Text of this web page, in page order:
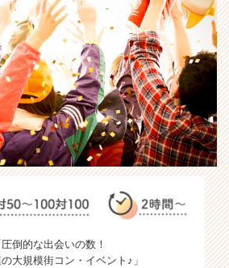
圧倒的な出会いの数！
大規模街コン・イベント♪」